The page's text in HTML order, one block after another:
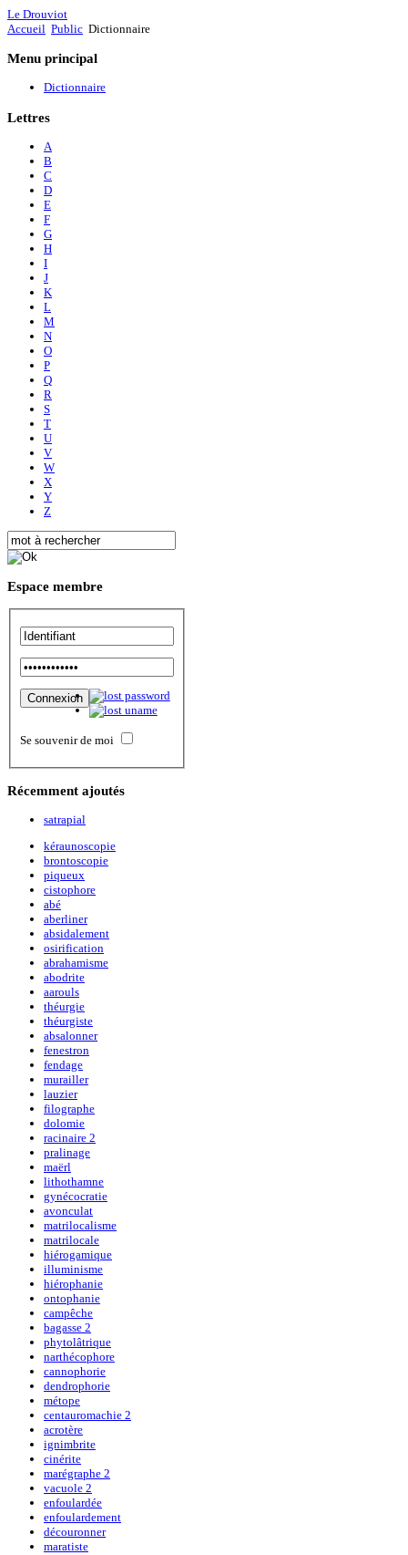
Le Drouviot
Accueil Public Dictionnaire
Menu principal
Dictionnaire
Lettres
A
B
C
D
E
F
G
H
I
J
K
L
M
N
O
P
Q
R
S
T
U
V
W
X
Y
Z
Espace membre
Se souvenir de moi
Récemment ajoutés
satrapial
kéraunoscopie
brontoscopie
piqueux
cistophore
abé
aberliner
absidalement
osirification
abrahamisme
abodrite
aarouls
théurgie
théurgiste
absalonner
fenestron
fendage
murailler
lauzier
filographe
dolomie
racinaire 2
pralinage
maërl
lithothamne
gynécocratie
avonculat
matrilocalisme
matrilocale
hiérogamique
illuminisme
hiérophanie
ontophanie
campêche
bagasse 2
phytolâtrique
narthécophore
cannophorie
dendrophorie
métope
centauromachie 2
acrotère
ignimbrite
cinérite
marégraphe 2
vacuole 2
enfoulardée
enfoulardement
découronner
maratiste